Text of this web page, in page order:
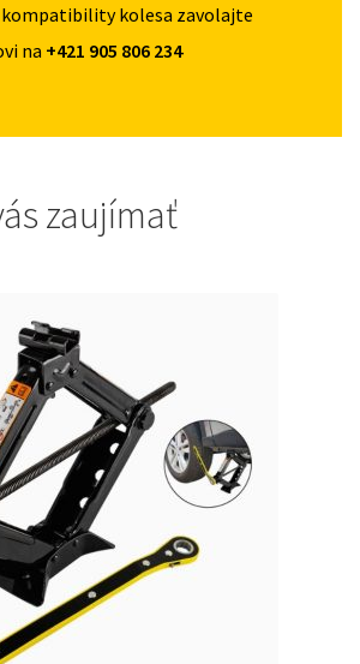
kompatibility kolesa zavolajte
na +421 905 806 234
zaujímať